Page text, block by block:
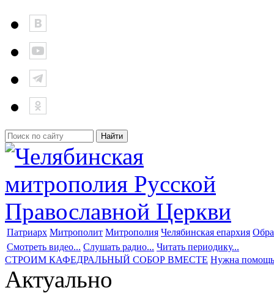
Патриарх Митрополит Митрополия Челябинская епархия
Смотреть видео... Слушать радио... Читать периодику...
СТРОИМ КАФЕДРАЛЬНЫЙ СОБОР ВМЕСТЕ Нужна помощь
Актуально